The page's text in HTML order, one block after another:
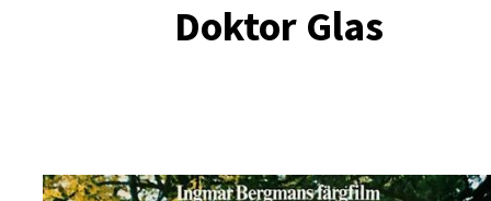
Doktor Glas